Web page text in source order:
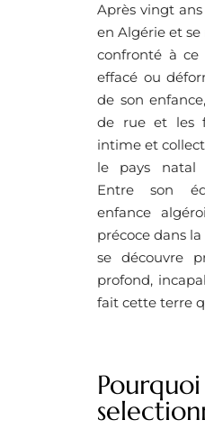
Après vingt
en Algérie et
confronté à
effacé ou
de son
de rue et les
intime et
le pays natal
Entre son
enfance
précoce dans
se découvre
profond,
fait cette terre